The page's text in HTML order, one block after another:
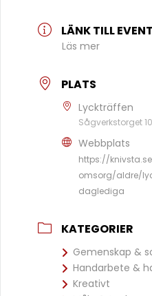
LÄNK TILL
Läs mer
PLATS
Lyckträffen
Sågverkstorget
Webbplats
https://
omsorg/aldre/
daglediga
KATEGORIER
Gemenskap &
Handarbete &
Kreativt